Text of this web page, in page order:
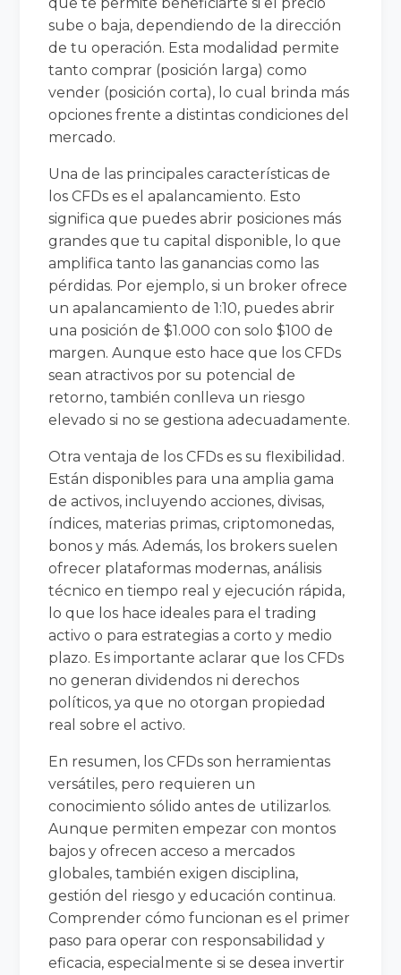
sube o baja, dependiendo de la dirección
de tu operación. Esta modalidad permite
tanto comprar (posición larga) como
vender (posición corta), lo cual brinda más
opciones frente a distintas condiciones del
mercado.
Una de las principales características de
los CFDs es el apalancamiento. Esto
significa que puedes abrir posiciones más
grandes que tu capital disponible, lo que
amplifica tanto las ganancias como las
pérdidas. Por ejemplo, si un broker ofrece
un apalancamiento de 1:10, puedes abrir
una posición de $1.000 con solo $100 de
margen. Aunque esto hace que los CFDs
sean atractivos por su potencial de
retorno, también conlleva un riesgo
elevado si no se gestiona adecuadamente.
Otra ventaja de los CFDs es su flexibilidad.
Están disponibles para una amplia gama
de activos, incluyendo acciones, divisas,
índices, materias primas, criptomonedas,
bonos y más. Además, los brokers suelen
ofrecer plataformas modernas, análisis
técnico en tiempo real y ejecución rápida,
lo que los hace ideales para el trading
activo o para estrategias a corto y medio
plazo. Es importante aclarar que los CFDs
no generan dividendos ni derechos
políticos, ya que no otorgan propiedad
real sobre el activo.
En resumen, los CFDs son herramientas
versátiles, pero requieren un
conocimiento sólido antes de utilizarlos.
Aunque permiten empezar con montos
bajos y ofrecen acceso a mercados
globales, también exigen disciplina,
gestión del riesgo y educación continua.
Comprender cómo funcionan es el primer
paso para operar con responsabilidad y
eficacia, especialmente si se desea invertir